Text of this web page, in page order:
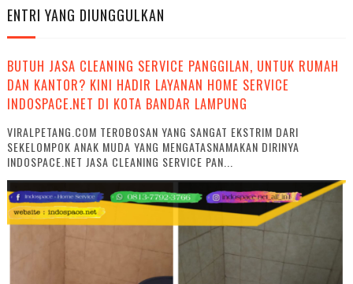
ENTRI YANG DIUNGGULKAN
BUTUH JASA CLEANING SERVICE PANGGILAN, UNTUK RUMAH
DAN KANTOR? KINI HADIR LAYANAN HOME SERVICE
INDOSPACE.NET DI KOTA BANDAR LAMPUNG
VIRALPETANG.COM TEROBOSAN YANG SANGAT EKSTRIM DARI
SEKELOMPOK ANAK MUDA YANG MENGATASNAMAKAN DIRINYA
INDOSPACE.NET JASA CLEANING SERVICE PAN...